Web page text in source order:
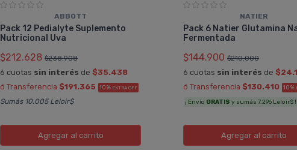
ABBOTT
Pack 12 Pedialyte Suplemento
Nutricional Uva
$212.628 $238.908
6 cuotas sin interés de $35.438
ó Transferencia $191.365 10% EXTRA OFF
Sumás 10.005 Leloir$
Agregaral carrito
NATIER
Pack 6 Natier Glutamina
Fermentada
$144.900 $210.000
6 cuotas sin interés de
ó Transferencia $130.410 10%
¡ Envío GRATIS y sumás 7.296 Leloir$ !
Agregaral carrito